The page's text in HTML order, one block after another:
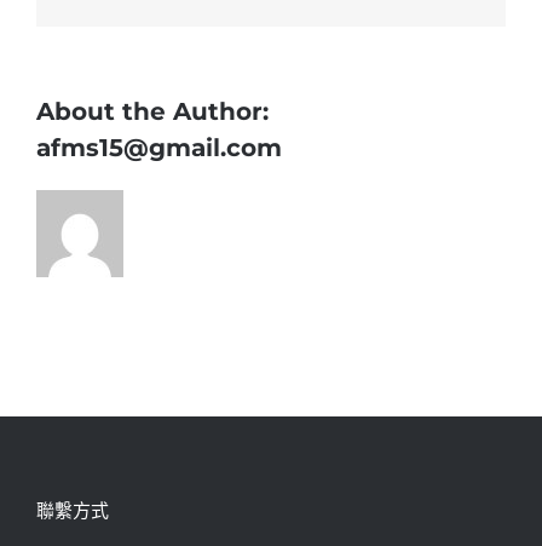
About the Author:
afms15@gmail.com
聯繫方式